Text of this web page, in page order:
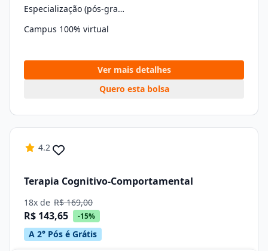
Especialização (pós-graduação)
Campus 100% virtual
Ver mais detalhes
Quero esta bolsa
4.2
Terapia Cognitivo-Comportamental
18x de R$ 169,00
R$ 143,65 -15%
A 2° Pós é Grátis